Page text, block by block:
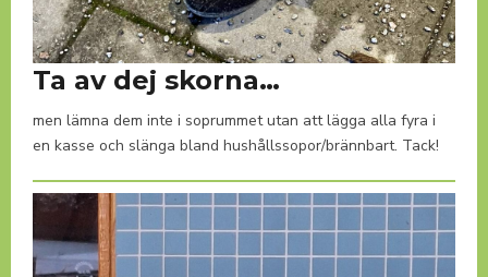
Ta av dej skorna…
men lämna dem inte i soprummet utan att lägga alla fyra i
en kasse och slänga bland hushållssopor/brännbart. Tack!